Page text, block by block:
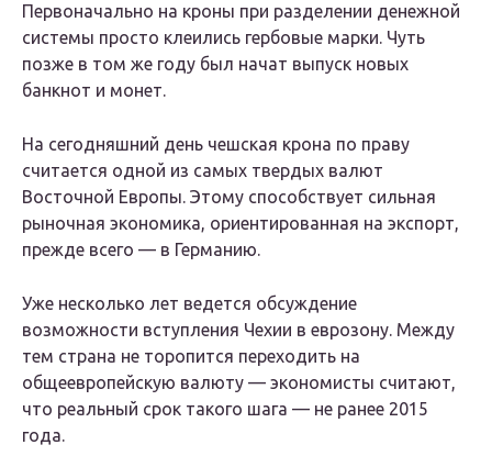
Первоначально на кроны при разделении денежной
системы просто клеились гербовые марки. Чуть
позже в том же году был начат выпуск новых
банкнот и монет.
На сегодняшний день чешская крона по праву
считается одной из самых твердых валют
Восточной Европы. Этому способствует сильная
рыночная экономика, ориентированная на экспорт,
прежде всего — в Германию.
Уже несколько лет ведется обсуждение
возможности вступления Чехии в еврозону. Между
тем страна не торопится переходить на
общеевропейскую валюту — экономисты считают,
что реальный срок такого шага — не ранее 2015
года.